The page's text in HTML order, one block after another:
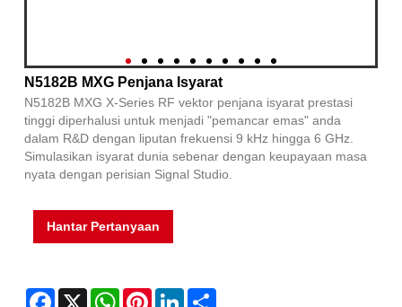
N5182B MXG Penjana Isyarat
N5182B MXG X-Series RF vektor penjana isyarat prestasi
tinggi diperhalusi untuk menjadi "pemancar emas" anda
dalam R&D dengan liputan frekuensi 9 kHz hingga 6 GHz.
Simulasikan isyarat dunia sebenar dengan keupayaan masa
nyata dengan perisian Signal Studio.
Hantar Pertanyaan
Facebook
X WhatsAppPinterestLinkedIn